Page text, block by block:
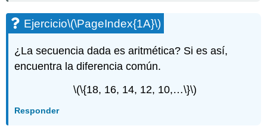
Ejercicio\(\PageIndex{1A}\)
¿La secuencia dada es aritmética? Si es así,
encuentra la diferencia común.
\(\{18, 16, 14, 12, 10,…\}\)
Responder